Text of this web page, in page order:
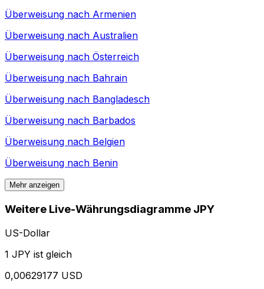
Überweisung nach Armenien
Überweisung nach Australien
Überweisung nach Österreich
Überweisung nach Bahrain
Überweisung nach Bangladesch
Überweisung nach Barbados
Überweisung nach Belgien
Überweisung nach Benin
Mehr anzeigen
Weitere Live-Währungsdiagramme JPY
US-Dollar
1 JPY ist gleich
0,00629177 USD